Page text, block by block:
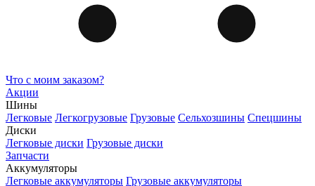
Что с моим заказом?
Акции
Шины
Легковые Легкогрузовые Грузовые Сельхозшины Спецшины
Диски
Легковые диски Грузовые диски
Запчасти
Аккумуляторы
Легковые аккумуляторы Грузовые аккумуляторы